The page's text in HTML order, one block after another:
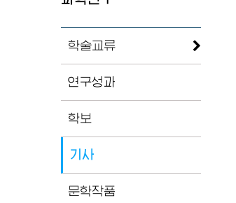
학술교류
연구성과
학보
기사
문학작품